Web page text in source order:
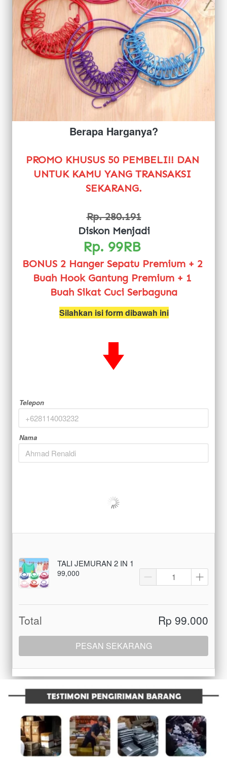
Berapa Harganya?
PROMO KHUSUS 50 PEMBELI!! DAN
UNTUK KAMU YANG TRANSAKSI
SEKARANG.
Rp. 280.191
Diskon Menjadi
Rp. 99RB
BONUS 2 Hanger Sepatu Premium + 2
Buah Hook Gantung Premium + 1
Buah Sikat Cuci Serbaguna
Silahkan isi form dibawah ini
Telepon
Nama
TALI JEMURAN 2 IN 1
99,000
Total Rp 99.000
`PESAN SEKARANG